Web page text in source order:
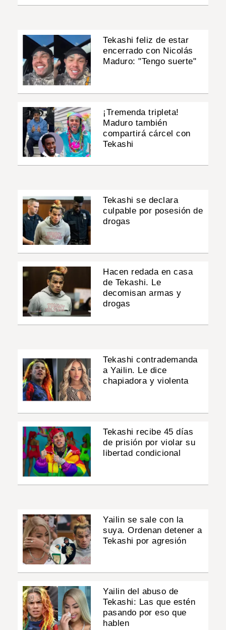
Tekashi feliz de estar
encerrado con Nicolás
Maduro: "Tengo suerte"
¡Tremenda tripleta!
Maduro también
compartirá cárcel con
Tekashi
Tekashi se declara
culpable por posesión de
drogas
Hacen redada en casa
de Tekashi. Le
decomisan armas y
drogas
Tekashi contrademanda
a Yailin. Le dice
chapiadora y violenta
Tekashi recibe 45 días
de prisión por violar su
libertad condicional
Yailin se sale con la
suya. Ordenan detener a
Tekashi por agresión
Yailin del abuso de
Tekashi: Las que estén
pasando por eso que
hablen